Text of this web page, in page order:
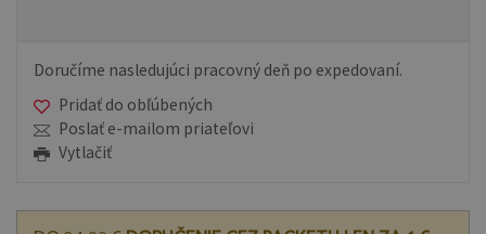
Doručíme nasledujúci pracovný deň po expedovaní.
Pridať do obľúbených
Poslať e-mailom priateľovi
Vytlačiť